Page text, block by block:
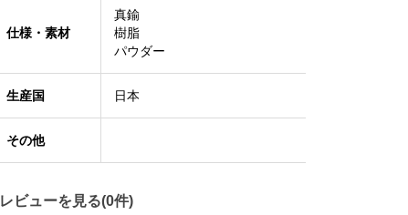
仕様・素材
真鍮
樹脂
パウダー
生産国 日本
その他
レビューを見る(0件)